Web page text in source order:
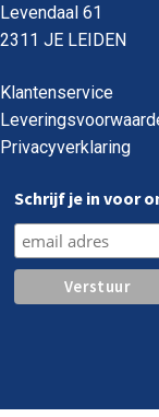
Levendaal 61
2311 JE LEIDEN
Klantenservice
Privacyverklaring
Schrijf je in voor